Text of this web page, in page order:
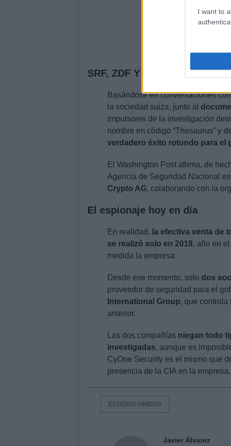
I want to
SRF, ZDF Y Washington
Basándose en conversaciones
la sociedad suiza, junto al
impulsores de la investigación
nombre en código “Thesaurus” y
verdadero éxito rotundo para el
El Washington Post afirma, de
Agencia de Seguridad Nacional
Crypto AG, colaborando con la
El espionaje hoy en día
En realidad, la efectiva venta de
se realizó solo en 2018, año en
medida la empresa.
Desde ese momento, solo dos
proveedor de seguridad para el
International Group, que
anterior.
Las dos compañías niegan todo
investigadas, aunque es
CyOne Security es el mismo que
presencia de la CIA en la empresa.
ESTADOS UNIDOS
Javier Álvarez